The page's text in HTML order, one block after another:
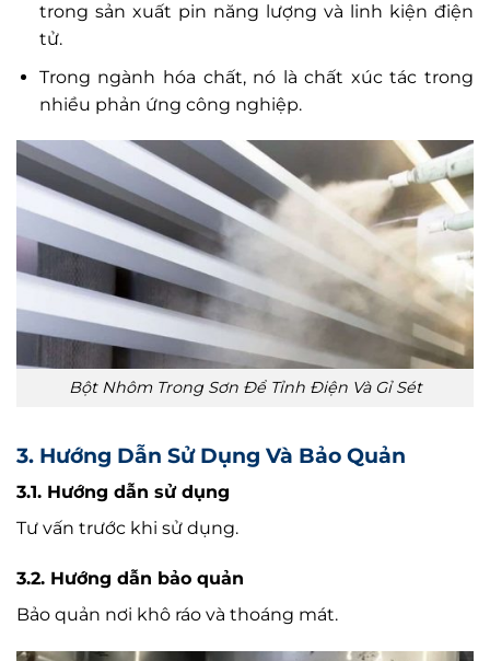
trong sản xuất pin năng lượng và linh kiện điện
tử.
Trong ngành hóa chất, nó là chất xúc tác trong
nhiều phản ứng công nghiệp.
Bột Nhôm Trong Sơn Để Tỉnh Điện Và Gỉ Sét
3. Hướng Dẫn Sử Dụng Và Bảo Quản
3.1. Hướng dẫn sử dụng
Tư vấn trước khi sử dụng.
3.2. Hướng dẫn bảo quản
Bảo quản nơi khô ráo và thoáng mát.